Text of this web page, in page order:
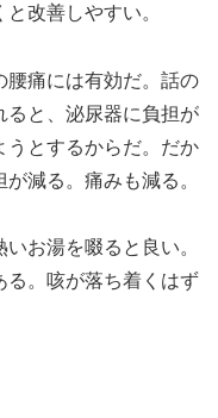
改善しやすい。
腰痛には有効だ。話の
ると、泌尿器に負担が
うとするからだ。だか
減る。痛みも減る。
お湯を啜ると良い。
る。咳が落ち着くはず